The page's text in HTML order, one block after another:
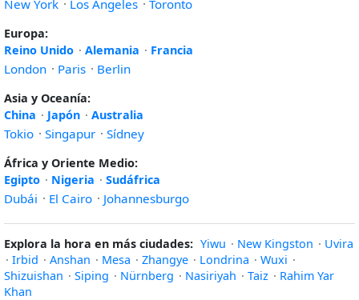
New York · Los Angeles · Toronto
Europa:
Reino Unido · Alemania · Francia
London · Paris · Berlin
Asia y Oceanía:
China · Japón · Australia
Tokio · Singapur · Sídney
África y Oriente Medio:
Egipto · Nigeria · Sudáfrica
Dubái · El Cairo · Johannesburgo
Explora la hora en más ciudades: Yiwu · New Kingston · Uvira
· Irbid · Anshan · Mesa · Zhangye · Londrina · Wuxi ·
Shizuishan · Siping · Nürnberg · Nasiriyah · Taiz · Rahim Yar
Khan